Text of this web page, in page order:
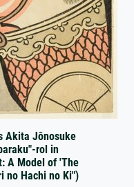
Akita Jônosuke
rol in
A Model of 'The
no Hachi no Ki")